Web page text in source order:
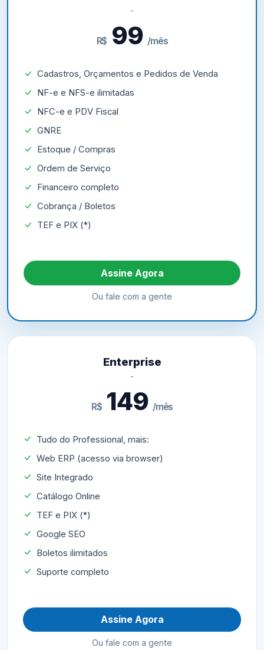
R$ 99 /mês
Cadastros, Orçamentos e Pedidos de Venda
NF-e e NFS-e ilimitadas
NFC-e e PDV Fiscal
GNRE
Estoque / Compras
Ordem de Serviço
Financeiro completo
Cobrança / Boletos
TEF e PIX (*)
Assine Agora
Ou fale com a gente
Enterprise
R$149 /mês
Tudo do Professional, mais:
Web ERP (acesso via browser)
Site Integrado
Catálogo Online
TEF e PIX (*)
Google SEO
Boletos ilimitados
Suporte completo
Assine Agora
Ou fale com a gente